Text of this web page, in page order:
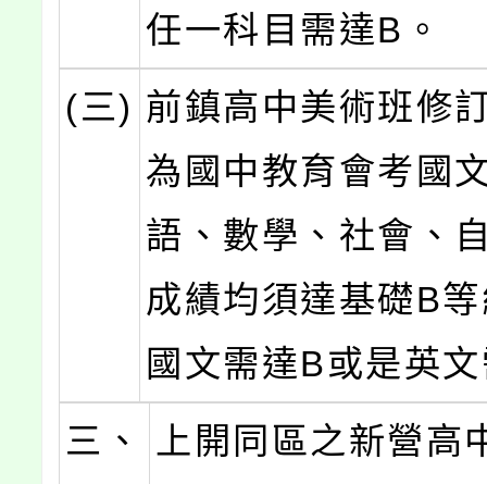
任一科目需達B。
(三) 前鎮高中美術班修
為國中教育會考國
語、數學、社會、
成績均須達基礎B
國文需達B或是英
三、
上開同區之新營高